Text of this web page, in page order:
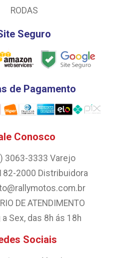
RODAS
Seguro
de Pagamento
Conosco
3063-3333 Varejo
2000 Distribuidora
DE ATENDIMENTO
Sex, das 8h ás 18h
Sociais